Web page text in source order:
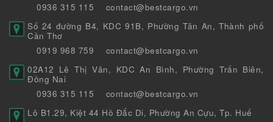
0936 315 115
contact@bestcargo.vn
Số 24 đường B4, KDC 91B, Phường Tân An, Thành phố
Cần Thơ
0919 968 759
contact@bestcargo.vn
02A12 Lê Thị Vân, KDC An Bình, Phường Trấn Biên,
Đồng Nai
0936 315 115
contact@bestcargo.vn
Lô B1.29, Kiệt 44 Hồ Đắc Di, Phường An Cựu, Tp. Huế